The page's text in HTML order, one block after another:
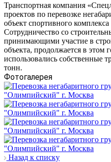
Транспортная компания
проектов по перевозке
объект спортивного
Сотрудничество со
принимающими участие в
объекта, продолжается в этом
использовались собственные
тонн.
Фотогалерея
Назад к списку